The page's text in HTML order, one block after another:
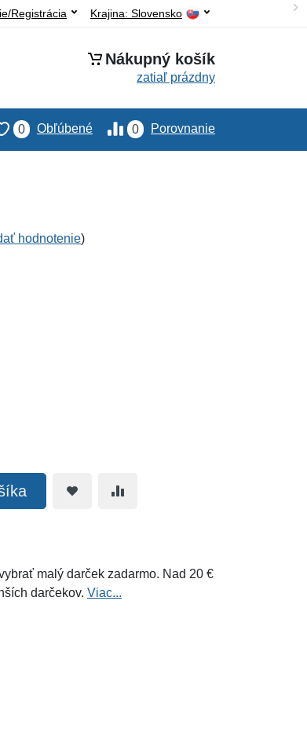
Krajina: Slovensko
Registrácia
Nákupný košík
zatiaľ prázdny
0 Porovnanie
0 Obľúbené
hodnotenie)
malý darček zadarmo. Nad 20 €
darčekov. Viac...